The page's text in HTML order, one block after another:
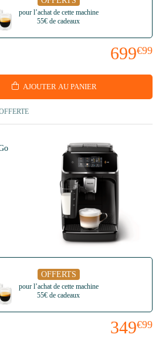
pour l’achat de cette machine
55€ de cadeaux
699€99
AJOUTER AU PANIER
OFFERTS
pour l’achat de cette machine
55€ de cadeaux
349€99